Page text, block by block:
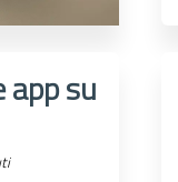
app su